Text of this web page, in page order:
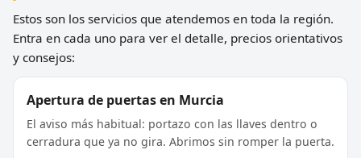
Estos son los servicios que atendemos en toda la región.
Entra en cada uno para ver el detalle, precios orientativos
y consejos:
Apertura de puertas en Murcia
El aviso más habitual: portazo con las llaves dentro o
cerradura que ya no gira. Abrimos sin romper la puerta.